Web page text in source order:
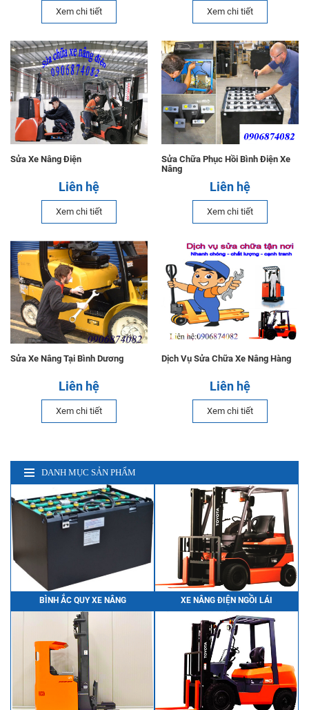
Xem chi tiết Xem chi tiết
Sửa Xe Nâng Điện
Liên hệ
Xem chi tiết
Sửa Chữa Phục Hồi Bình Điện Xe
Nâng
Liên hệ
Xem chi tiết
Sửa Xe Nâng Tại Bình Dương
Liên hệ
Xem chi tiết
Dịch Vụ Sửa Chữa Xe Nâng Hàng
Liên hệ
Xem chi tiết
DANH MỤC SẢN PHẨM
BÌNH ẮC QUY XE NÂNG XE NÂNG ĐIỆN NGỒI LÁI